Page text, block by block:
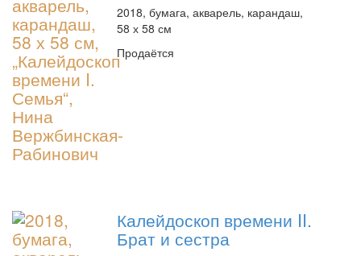
2018, бумага, акварель, карандаш,
58 х 58 см
Продаётся
Калейдоскоп времени II.
Брат и сестра